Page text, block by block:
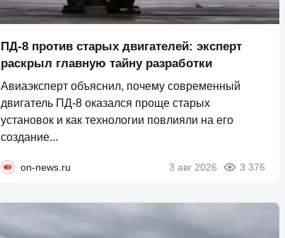
ПД-8 против старых двигателей: эксперт
раскрыл главную тайну разработки
Авиаэксперт объяснил, почему современный
двигатель ПД-8 оказался проще старых
установок и как технологии повлияли на его
создание...
on-news.ru 3 авг 2026 3 376